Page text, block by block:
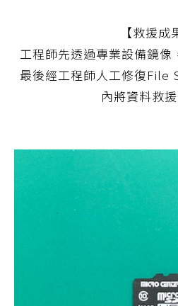
【救援成
工程師先透過專業設備鏡像
最後經工程師人工修復File
內將資料救